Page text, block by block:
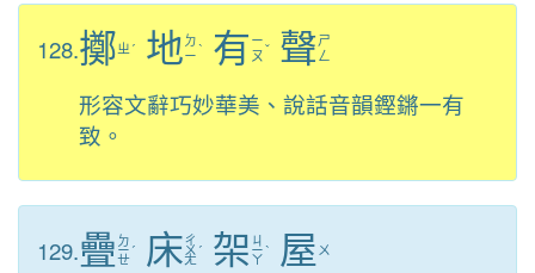
128.擲ㄓ ˊ 地 ㄉ
ㄧˋ 有 ㄧ
ㄡˇ 聲ㄕ
ㄥ
形容文辭巧妙華美、說話音韻鏗鏘一有
致。
129.疊 ㄉ
ㄧ
ㄝ
ˊ 床ㄔ
ㄨ
ㄤ
ˊ 架 ㄐ
ㄧ
ㄚ
ˋ 屋 ㄨ